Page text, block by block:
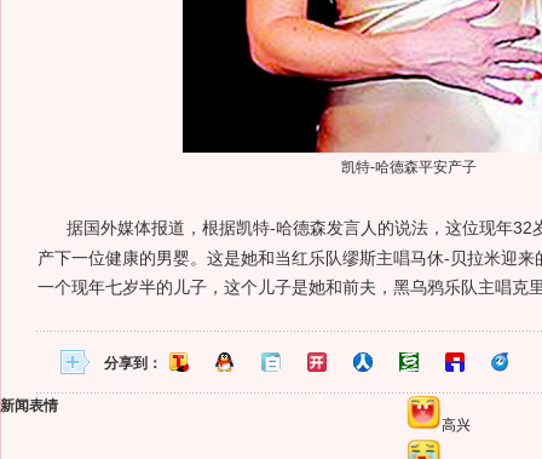
凯特-哈德森平安产子
据国外媒体报道，根据凯特-哈德森发言人的说法，这位现年32
产下一位健康的男婴。这是她和当红乐队缪斯主唱马休-贝拉米迎
一个现年七岁半的儿子，这个儿子是她和前夫，黑乌鸦乐队主唱克
分享到：
新闻表情
高兴